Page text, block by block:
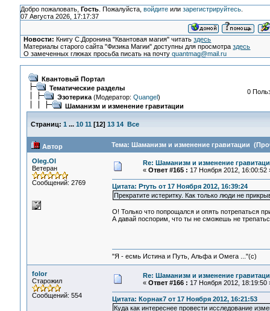
Добро пожаловать, Гость. Пожалуйста, войдитеили зарегистрируйтесь.
07 Августа 2026, 17:17:37
Новости: Книгу С.Доронина "Квантовая магия" читатьздесь
Материалы старого сайта "Физика Магии" доступны для просмотраздесь
О замеченных глюках просьба писать на почтуquantmag@mail.ru
Квантовый Портал
Тематические разделы
Эзотерика(Модератор: Quangel)
Шаманизм и изменение гравитации
0
Страниц: 1 ... 10 11 [12] 13 14 Все
Автор Тема: Шаманизм и изменение гравитации
Oleg.Ol
Ветеран
Сообщений: 2769
Re: Шаманизм и изменение
« Ответ #165 : 17 Ноября 2012, 16:00:52
Цитата: Ртуть от 17 Ноября 2012, 16:39:24
Прекратите истеритку. Как только люди не
О! Только что попрощался и опять потрепаться
А давай поспорим, что ты не сможешь не
"Я - есмь Истина и Путь, Альфа и Омега ..."(с)
folor
Старожил
Сообщений: 554
Re: Шаманизм и изменение
« Ответ #166 : 17 Ноября 2012, 18:19:50
Цитата: Корнак7 от 17 Ноября 2012, 16:21:53
Куда как интереснее провести исследование